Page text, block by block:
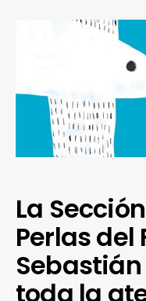
La
Perlas del
Sebastián
toda la